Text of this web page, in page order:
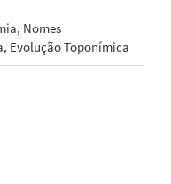
Nomes
Evolução Toponímica